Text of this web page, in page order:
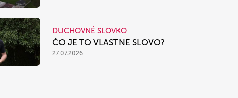
DUCHOVNÉ SLOVKO
ČO JE TO VLASTNE SLOVO?
27.07.2026